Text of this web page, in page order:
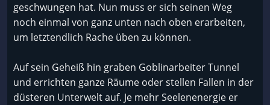
geschwungen hat. Nun muss er sich seinen Weg
noch einmal von ganz unten nach oben erarbeiten,
um letztendlich Rache üben zu können.
Auf sein Geheiß hin graben Goblinarbeiter Tunnel
und errichten ganze Räume oder stellen Fallen in der
düsteren Unterwelt auf. Je mehr Seelenenergie er